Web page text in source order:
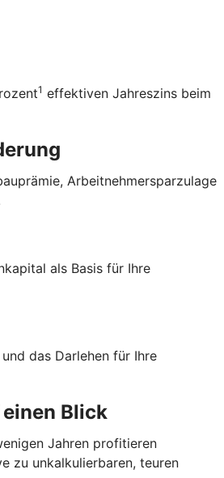
1 effektiven Jahreszins beim
Arbeitnehmersparzulage
als Basis für Ihre
das Darlehen für Ihre
Blick
Jahren profitieren
zu unkalkulierbaren, teuren